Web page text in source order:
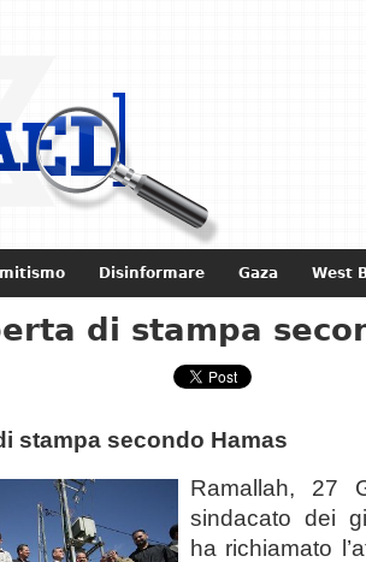
Disinformare Gaza West
Storia di Israele
di stampa
stampa secondo Hamas
Ramallah, 27
sindacato dei
ha richiamato